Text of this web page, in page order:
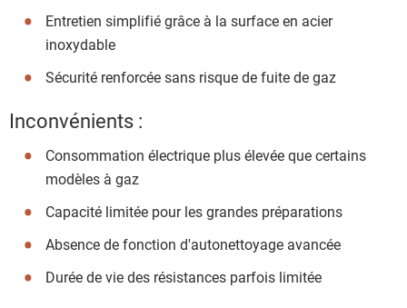
Entretien simplifié grâce à la surface en acier
inoxydable
Sécurité renforcée sans risque de fuite de gaz
Inconvénients :
Consommation électrique plus élevée que certains
modèles à gaz
Capacité limitée pour les grandes préparations
Absence de fonction d'autonettoyage avancée
Durée de vie des résistances parfois limitée